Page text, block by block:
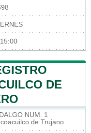
DE
NUM. 1
de Trujano